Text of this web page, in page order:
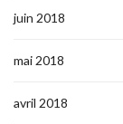
juin 2018
mai 2018
avril 2018